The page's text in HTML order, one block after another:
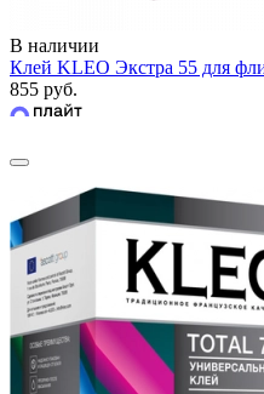
В наличии
Клей KLEO Экстра 55 для
855 руб.